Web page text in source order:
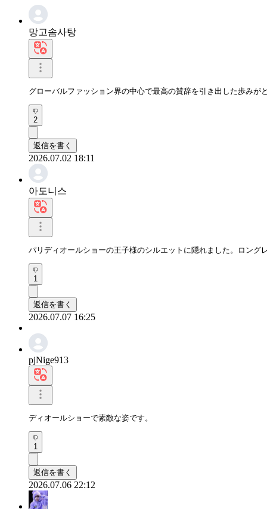
망고솜사탕
グローバルファッション界の中心で最高の賛辞を引き出した歩み
2
返信を書く
2026.07.02 18:11
아도니스
パリディオールショーの王子様のシルエットに隠れました。ロン
1
返信を書く
2026.07.07 16:25
pjNige913
ディオールショーで素敵な姿です。
1
返信を書く
2026.07.06 22:12